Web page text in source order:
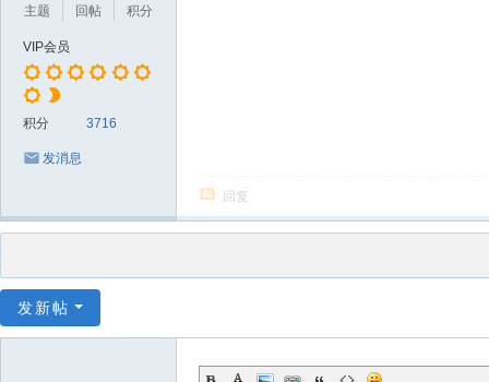
主题
回帖
积分
VIP会员
积分 3716
发消息
回复
发新帖